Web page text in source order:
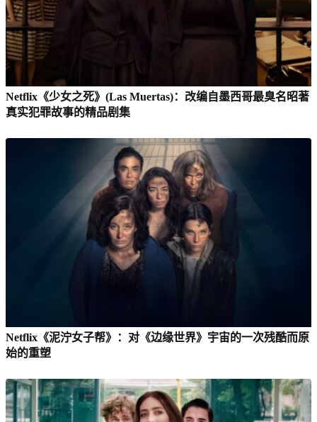
Netflix《少女之死》(Las Muertas)：改编自墨西哥最臭名昭著
真实犯罪故事的精品剧集
Netflix《泥泞女子帮》：对《边缘世界》宇宙的一次残酷而原
始的重塑